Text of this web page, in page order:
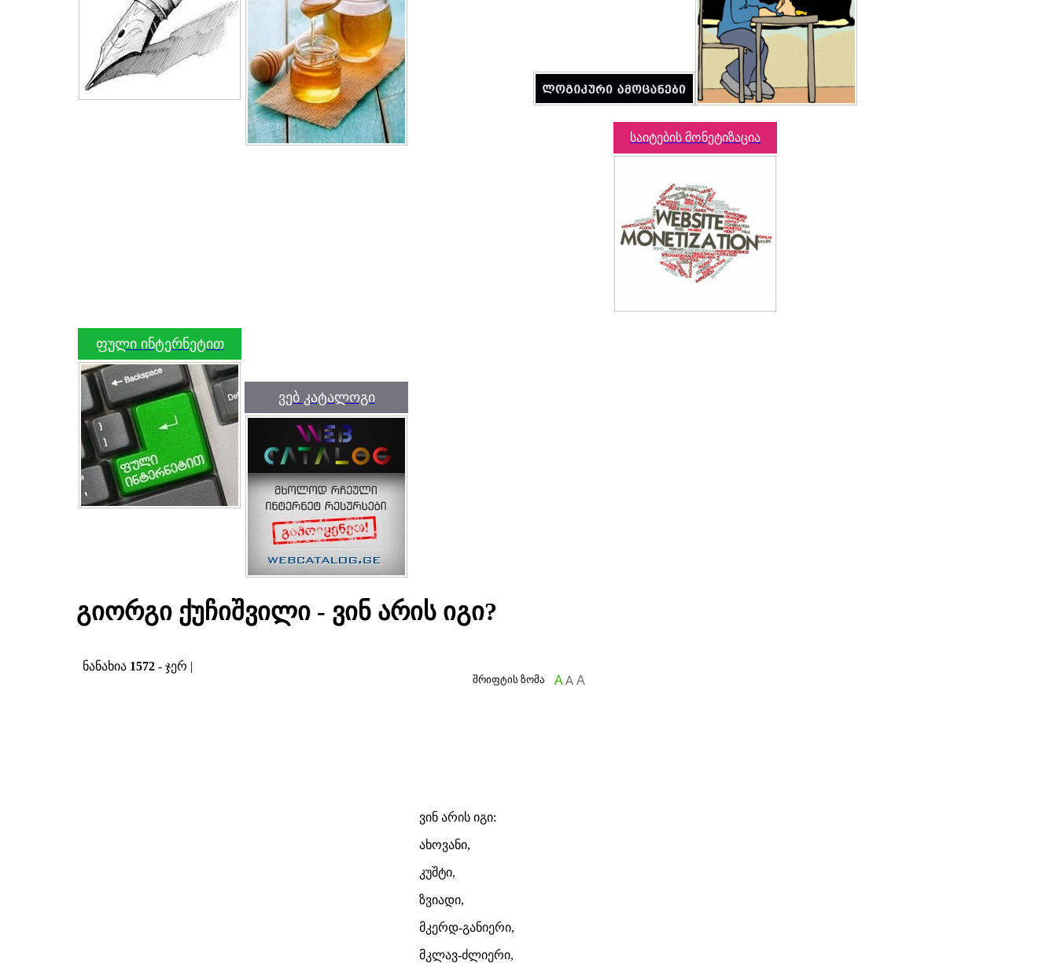
საიტების მონეტიზაცია
ფული ინტერნეტით
ვებ კატალოგი
გიორგი ქუჩიშვილი - ვინ არის იგი?
ნანახია 1572 - ჯერ |
შრიფტის ზომა A A A
ვინ არის იგი:
ახოვანი,
კუშტი,
ზვიადი,
მკერდ-განიერი,
მკლავ-ძლიერი,